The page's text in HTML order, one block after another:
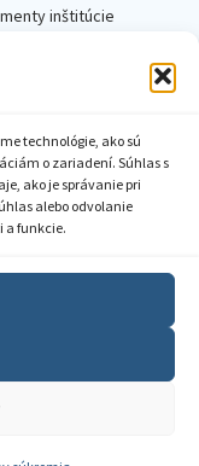
technológie, ako sú
o zariadení. Súhlas s
ako je správanie pri
alebo odvolanie
a funkcie.
inštitúcie